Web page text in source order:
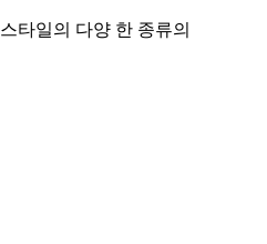
타일의 다양 한 종류의